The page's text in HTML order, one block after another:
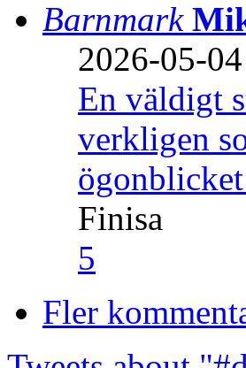
Barnmark
2026-05-
En väldigt
verkligen
Finisa
5
Fler